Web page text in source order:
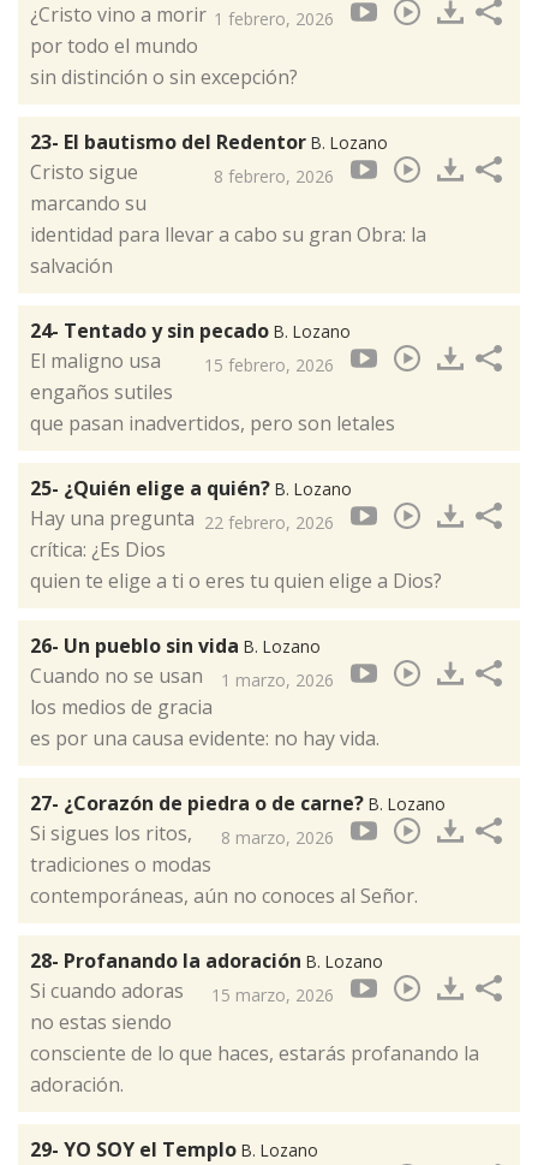
1 febrero, 2026
¿Cristo vino a morir
por todo el mundo
sin distinción o sin excepción?
23- El bautismo del Redentor B. Lozano
8 febrero, 2026
Cristo sigue
marcando su
identidad para llevar a cabo su gran Obra: la
salvación
24- Tentado y sin pecado B. Lozano
15 febrero, 2026
El maligno usa
engaños sutiles
que pasan inadvertidos, pero son letales
25- ¿Quién elige a quién? B. Lozano
22 febrero, 2026
Hay una pregunta
crítica: ¿Es Dios
quien te elige a ti o eres tu quien elige a Dios?
26- Un pueblo sin vida B. Lozano
1 marzo, 2026
Cuando no se usan
los medios de gracia
es por una causa evidente: no hay vida.
27- ¿Corazón de piedra o de carne? B. Lozano
8 marzo, 2026
Si sigues los ritos,
tradiciones o modas
contemporáneas, aún no conoces al Señor.
28- Profanando la adoración B. Lozano
15 marzo, 2026
Si cuando adoras
no estas siendo
consciente de lo que haces, estarás profanando la
adoración.
29- YO SOY el Templo B. Lozano